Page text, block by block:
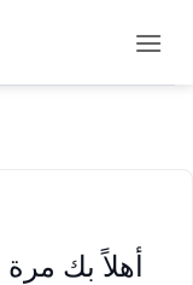
أهلاً بك